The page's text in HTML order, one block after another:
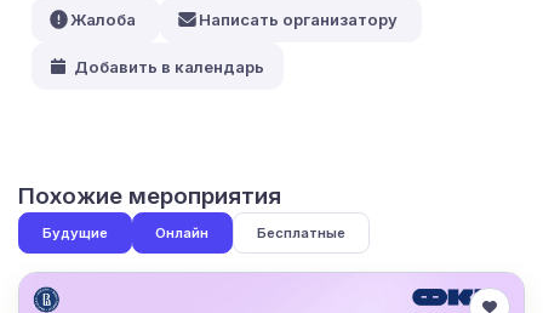
Жалоба Написать организатору
Добавить в календарь
Похожие мероприятия
Будущие Онлайн Бесплатные